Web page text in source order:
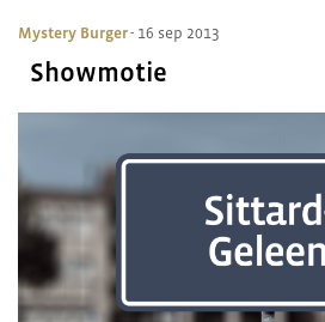
Mystery Burger- 16 sep 2013
Showmotie